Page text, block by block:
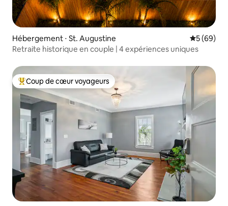
Hébergement ⋅ St. Augustine
5 (69)
Retraite historique en couple | 4 expériences uniques
Coups de cœur voyageurs les plus appréciés
Coup de cœur voyageurs